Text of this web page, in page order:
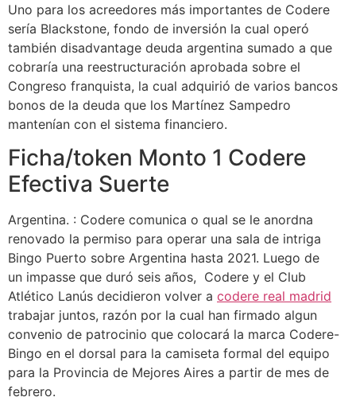
Uno para los acreedores más importantes de Codere
sería Blackstone, fondo de inversión la cual operó
también disadvantage deuda argentina sumado a que
cobraría una reestructuración aprobada sobre el
Congreso franquista, la cual adquirió de varios bancos
bonos de la deuda que los Martínez Sampedro
mantenían con el sistema financiero.
Ficha/token Monto 1 Codere
Efectiva Suerte
Argentina. : Codere comunica o qual se le anordna
renovado la permiso para operar una sala de intriga
Bingo Puerto sobre Argentina hasta 2021. Luego de
un impasse que duró seis años, Codere y el Club
Atlético Lanús decidieron volver a codere real madrid
trabajar juntos, razón por la cual han firmado algun
convenio de patrocinio que colocará la marca Codere-
Bingo en el dorsal para la camiseta formal del equipo
para la Provincia de Mejores Aires a partir de mes de
febrero.